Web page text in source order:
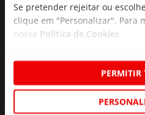
Se pretender rejeitar ou
clique em "Personalizar". Para
nossa Política de Cookies
PERMITIR
Fale Connosco
Formulário de Contacto